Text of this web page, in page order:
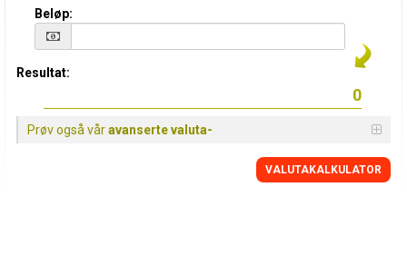
Beløp:
Resultat:
Prøv også våravanserte valuta-
VALUTAKALKULATOR